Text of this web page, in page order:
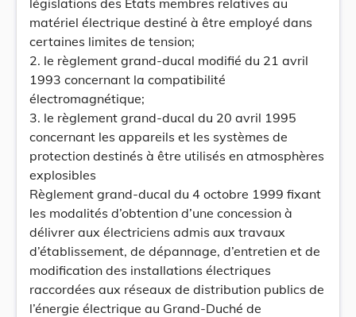
législations des Etats membres relatives au
matériel électrique destiné à être employé dans
certaines limites de tension;
2. le règlement grand-ducal modifié du 21 avril
1993 concernant la compatibilité
électromagnétique;
3. le règlement grand-ducal du 20 avril 1995
concernant les appareils et les systèmes de
protection destinés à être utilisés en atmosphères
explosibles
Règlement grand-ducal du 4 octobre 1999 fixant
les modalités d’obtention d’une concession à
délivrer aux électriciens admis aux travaux
d’établissement, de dépannage, d’entretien et de
modification des installations électriques
raccordées aux réseaux de distribution publics de
l’énergie électrique au Grand-Duché de